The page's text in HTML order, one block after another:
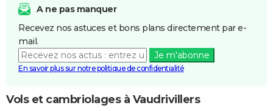
A ne pas manquer
Recevez nos astuces et bons plans directement par e-
mail.
Je m'abonne
En savoir plus sur notre politique de confidentialité
Vols et cambriolages à Vaudrivillers